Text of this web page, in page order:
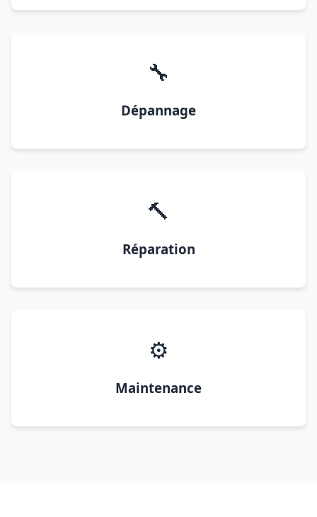
🔧
Dépannage
🔨
Réparation
⚙️
Maintenance